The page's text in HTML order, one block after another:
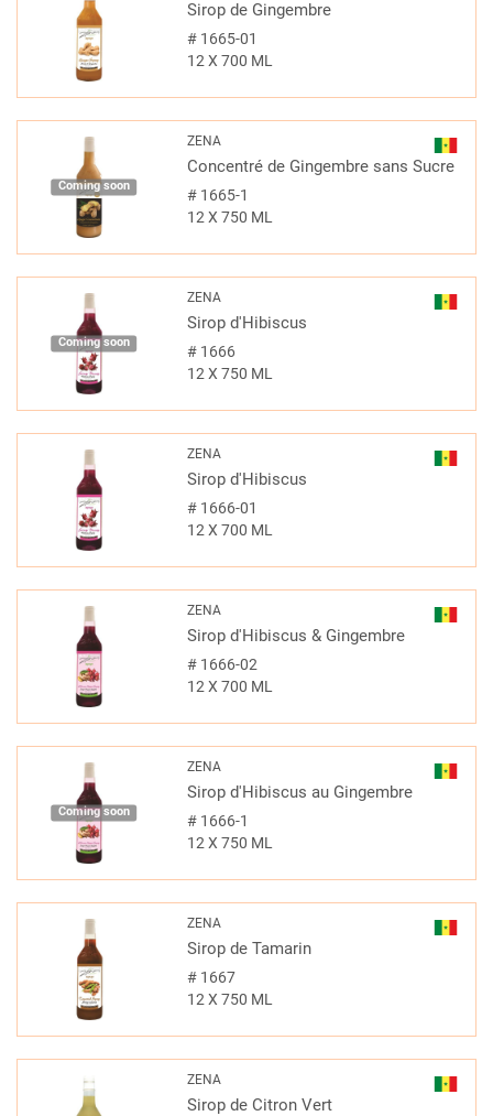
Sirop de Gingembre
#1665-01
12 X 700 ML
Coming soon
ZENA
Concentré de Gingembre sans Sucre
#1665-1
12 X 750 ML
Coming soon
ZENA
Sirop d'Hibiscus
#1666
12 X 750 ML
ZENA
Sirop d'Hibiscus
#1666-01
12 X 700 ML
ZENA
Sirop d'Hibiscus & Gingembre
#1666-02
12 X 700 ML
Coming soon
ZENA
Sirop d'Hibiscus au Gingembre
#1666-1
12 X 750 ML
ZENA
Sirop de Tamarin
#1667
12 X 750 ML
ZENA
Sirop de Citron Vert